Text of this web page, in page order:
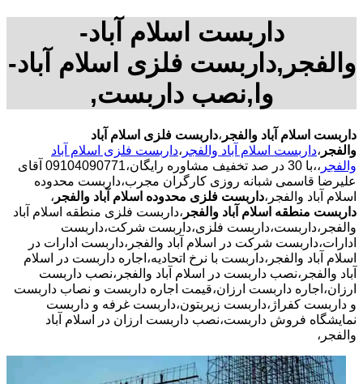
داربست اسلام آباد-
والفجر,داربست فلزی اسلام آباد-
وا,نصب داربست,
داربست اسلام آباد والفجر ،داربست فلزی اسلام آباد
والفجر ،داربست اسلام آباد والفجر ،داربست فلزی اسلام آباد
والفجر
،،با 30 در صد تخفیف مشاوره رایگان،09104090771 آقای
علیرضا قاسمی شبانه روزی کارگران مجرب،داربست محدوده
اسلام آباد والفجر،داربست فلزی محدوده اسلام آباد والفجر ،
داربست منطقه اسلام آباد والفجر ،داربست فلزی منطقه اسلام آباد
والفجر،داربست،داربست فلزی،داربست شرکت،داربست
ادارات،داربست شرکت در اسلام آباد والفجر،داربست ادارات در
اسلام آباد والفجر،داربست با نرخ اتحادیه،اجاره داربست در اسلام
آباد والفجر،نصب داربست در اسلام آباد والفجر،نصب داربست
ارزان،اجاره داربست ارزان،قیمت اجاره داربست و نصاب داربست
و داربست کفراژ،داربست زیربتون،داربست غرفه و داربست
نمایشگاه فروش داربست،نصب داربست ارزان در اسلام آباد
والفجر،